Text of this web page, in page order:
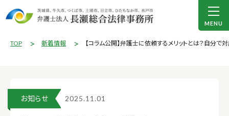
TOP 新着情報 【コラム公開】弁護士に依頼するメリットとは？自分で
お知らせ 2025.11.01